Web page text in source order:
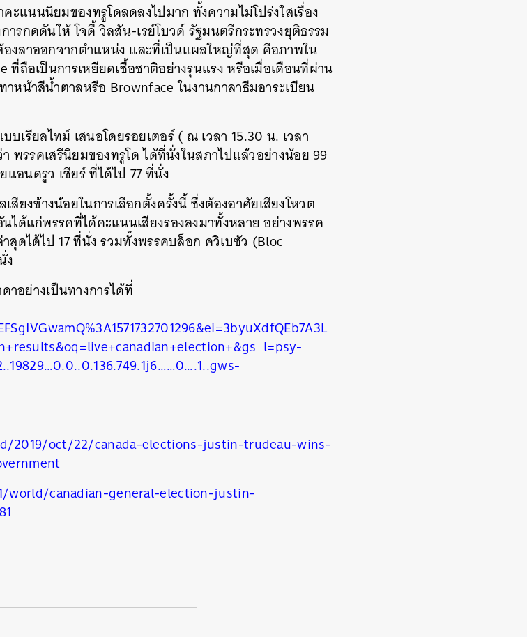
ะแนนนิยมของทรูโดลดลงไปมาก ทั้งความไม่โปร่งใสเรื่อง
รกดดันให้ โจดี้ วิลสัน-เรย์โบวด์ รัฐมนตรีกระทรวงยุติธรรม
งลาออกจากตำแหน่ง และที่เป็นแผลใหญ่ที่สุด คือภาพใน
ถือเป็นการเหยียดเชื้อชาติอย่างรุนแรง หรือเมื่อเดือนที่ผ่าน
หน้าสีน้ำตาลหรือ Brownface ในงานกาลาธีมอาระเบียน
เรียลไทม์ เสนอโดยรอยเตอร์ ( ณ เวลา 15.30 น. เวลา
พรรคเสรีนิยมของทรูโด ได้ที่นั่งในสภาไปแล้วอย่างน้อย 99
อนดรูว เชียร์ ที่ได้ไป 77 ที่นั่ง
สียงข้างน้อยในการเลือกตั้งครั้งนี้ ซึ่งต้องอาศัยเสียงโหวต
ได้แก่พรรคที่ได้คะแนนเสียงรองลงมาทั้งหลาย อย่างพรรค
ดได้ไป 17 ที่นั่ง รวมทั้งพรรคบล็อก ควิเบซัว (Bloc
ง
อย่างเป็นทางการได้ที่
2019/oct/22/canada-elections-justin-trudeau-wins-
canadian-general-election-justin-
TWEET LINE EMAIL